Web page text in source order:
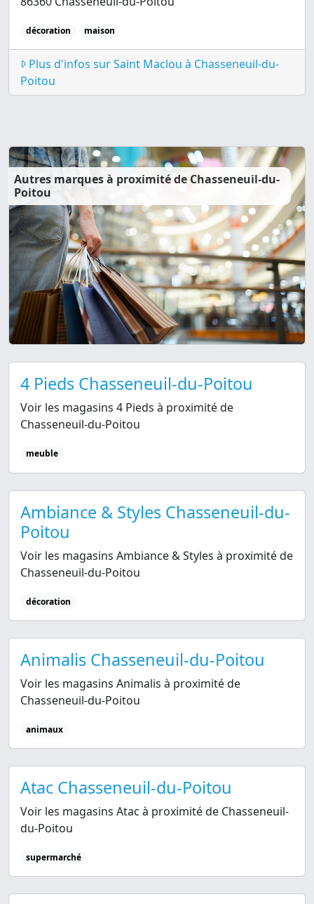
décoration maison
Plus d'infos sur Saint Maclou à Chasseneuil-du-
Poitou
Autres marques à proximité de Chasseneuil-du-
Poitou
4 Pieds Chasseneuil-du-Poitou
Voir les magasins 4 Pieds à proximité de
Chasseneuil-du-Poitou
meuble
Ambiance & Styles Chasseneuil-du-
Poitou
Voir les magasins Ambiance & Styles à proximité de
Chasseneuil-du-Poitou
décoration
Animalis Chasseneuil-du-Poitou
Voir les magasins Animalis à proximité de
Chasseneuil-du-Poitou
animaux
Atac Chasseneuil-du-Poitou
Voir les magasins Atac à proximité de Chasseneuil-
du-Poitou
supermarché